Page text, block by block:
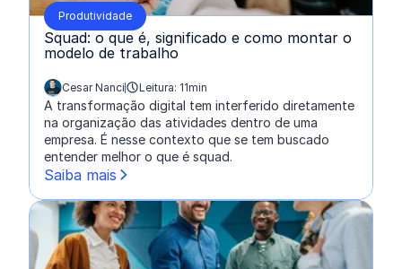
Produtividade
Squad: o que é, significado e como montar o
modelo de trabalho
escrito por:
Cesar Nanci Leitura: 11min
A transformação digital tem interferido diretamente
na organização das atividades dentro de uma
empresa. É nesse contexto que se tem buscado
entender melhor o que é squad.
Saiba mais